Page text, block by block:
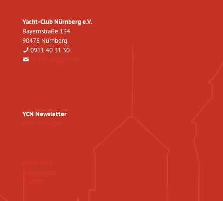
Yacht-Club Nürnberg e.V.
Bayernstraße 134
90478 Nürnberg
0911 40 31 30
clubhaus@ycn.de
YCN Newsletter
Hier eintragen
Impressum
Datenschutz
Kontakt